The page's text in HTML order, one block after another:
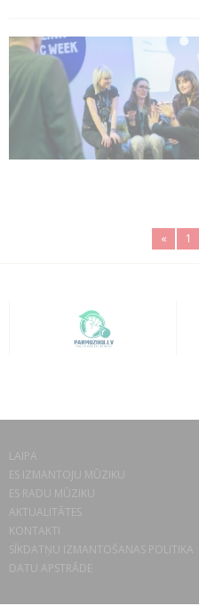
« 1
LAIPA
ES IZMANTOJU MŪZIKU
ES RADU MŪZIKU
AKTUALITĀTES
KONTAKTI
SĪKDATŅU IZMANTOŠANAS POLITIKA
DATU APSTRĀDE